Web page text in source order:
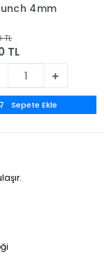
4mm
TL
TL
Sepete Ekle